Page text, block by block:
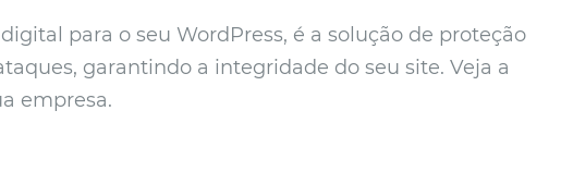
para o seu WordPress, é a solução de proteção
garantindo a integridade do seu site. Veja a
empresa.